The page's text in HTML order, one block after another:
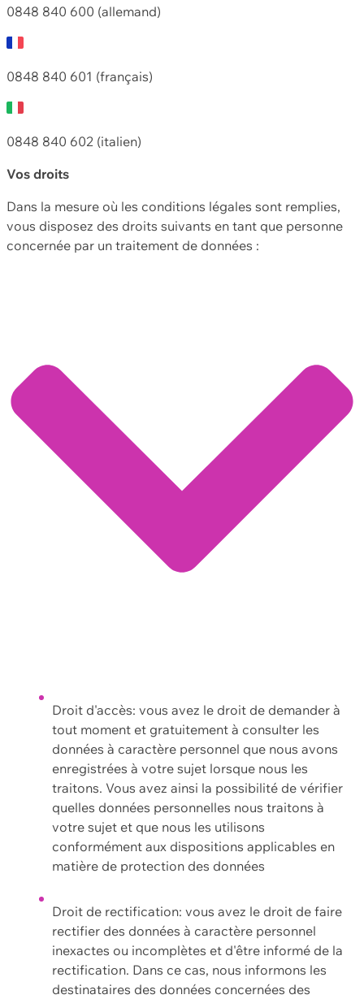
0848 840 600 (allemand)
0848 840 601 (français)
0848 840 602 (italien)
Vos droits
Dans la mesure où les conditions légales sont remplies,
vous disposez des droits suivants en tant que personne
concernée par un traitement de données :
Droit d'accès: vous avez le droit de demander à
tout moment et gratuitement à consulter les
données à caractère personnel que nous avons
enregistrées à votre sujet lorsque nous les
traitons. Vous avez ainsi la possibilité de vérifier
quelles données personnelles nous traitons à
votre sujet et que nous les utilisons
conformément aux dispositions applicables en
matière de protection des données
Droit de rectification: vous avez le droit de faire
rectifier des données à caractère personnel
inexactes ou incomplètes et d'être informé de la
rectification. Dans ce cas, nous informons les
destinataires des données concernées des